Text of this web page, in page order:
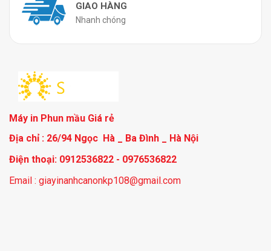
GIAO HÀNG
Nhanh chóng
Máy in Phun mầu Giá rẻ
Địa chỉ : 26/94 Ngọc Hà _ Ba Đình _ Hà Nội
Điện thoại: 0912536822 - 0976536822
Email : giayinanhcanonkp108@gmail.com